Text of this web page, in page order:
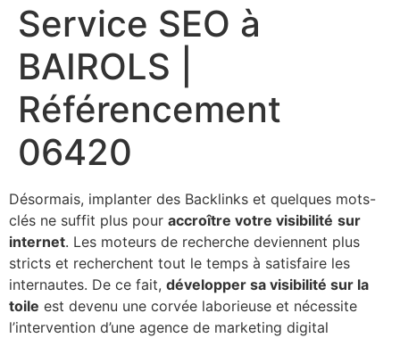
Service SEO à
BAIROLS |
Référencement
06420
Désormais, implanter des Backlinks et quelques mots-
clés ne suffit plus pour accroître votre visibilité sur
internet. Les moteurs de recherche deviennent plus
stricts et recherchent tout le temps à satisfaire les
internautes. De ce fait, développer sa visibilité sur la
toile est devenu une corvée laborieuse et nécessite
l’intervention d’une agence de marketing digital